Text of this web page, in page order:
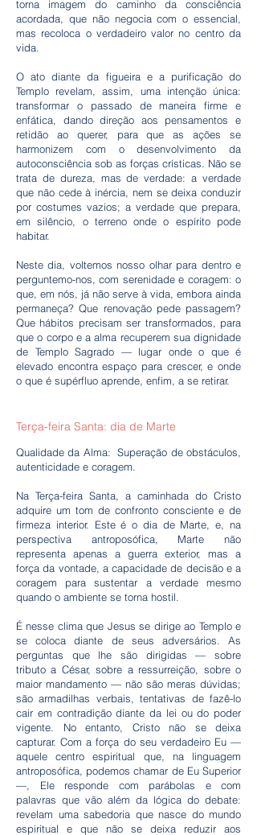
torna imagem do caminho da consciência
acordada, que não negocia com o essencial,
mas recoloca o verdadeiro valor no centro da
vida.
O ato diante da figueira e a purificação do
Templo revelam, assim, uma intenção única:
transformar o passado de maneira firme e
enfática, dando direção aos pensamentos e
retidão ao querer, para que as ações se
harmonizem com o desenvolvimento da
autoconsciência sob as forças crísticas. Não se
trata de dureza, mas de verdade: a verdade
que não cede à inércia, nem se deixa conduzir
por costumes vazios; a verdade que prepara,
em silêncio, o terreno onde o espírito pode
habitar.
Neste dia, voltemos nosso olhar para dentro e
perguntemo-nos, com serenidade e coragem: o
que, em nós, já não serve à vida, embora ainda
permaneça? Que renovação pede passagem?
Que hábitos precisam ser transformados, para
que o corpo e a alma recuperem sua dignidade
de Templo Sagrado — lugar onde o que é
elevado encontra espaço para crescer, e onde
o que é supérfluo aprende, enfim, a se retirar.
Terça-feira Santa: dia de Marte
Qualidade da Alma: Superação de obstáculos,
autenticidade e coragem.
Na Terça-feira Santa, a caminhada do Cristo
adquire um tom de confronto consciente e de
firmeza interior. Este é o dia de Marte, e, na
perspectiva antroposófica, Marte não
representa apenas a guerra exterior, mas a
força da vontade, a capacidade de decisão e a
coragem para sustentar a verdade mesmo
quando o ambiente se torna hostil.
É nesse clima que Jesus se dirige ao Templo e
se coloca diante de seus adversários. As
perguntas que lhe são dirigidas — sobre
tributo a César, sobre a ressurreição, sobre o
maior mandamento — não são meras dúvidas;
são armadilhas verbais, tentativas de fazê-lo
cair em contradição diante da lei ou do poder
vigente. No entanto, Cristo não se deixa
capturar. Com a força do seu verdadeiro Eu —
aquele centro espiritual que, na linguagem
antroposófica, podemos chamar de Eu Superior
—, Ele responde com parábolas e com
palavras que vão além da lógica do debate:
revelam uma sabedoria que nasce do mundo
espiritual e que não se deixa reduzir aos